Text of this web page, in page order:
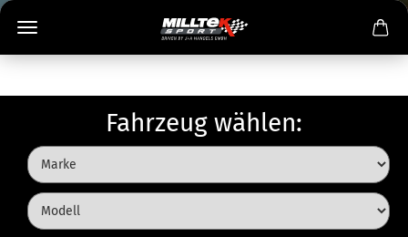
Fahrzeug wählen: